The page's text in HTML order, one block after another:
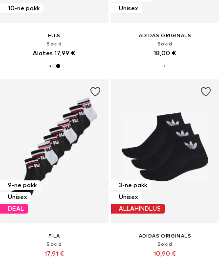
10-ne pakk
H.I.S
Sokid
Alates 17,99 €
Unisex
ADIDAS ORIGINALS
Sokid
18,00 €
9-ne pakk
Unisex
DEAL
FILA
Sokid
17,91 €
3-ne pakk
Unisex
ALLAHINDLUS
ADIDAS ORIGINALS
Sokid
10,90 €